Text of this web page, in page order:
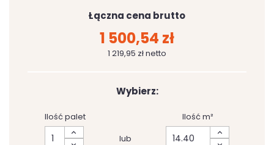
Łączna cena brutto
1 500,54 zł
1 219,95 zł netto
Wybierz:
Ilość palet
lub
Ilość m²